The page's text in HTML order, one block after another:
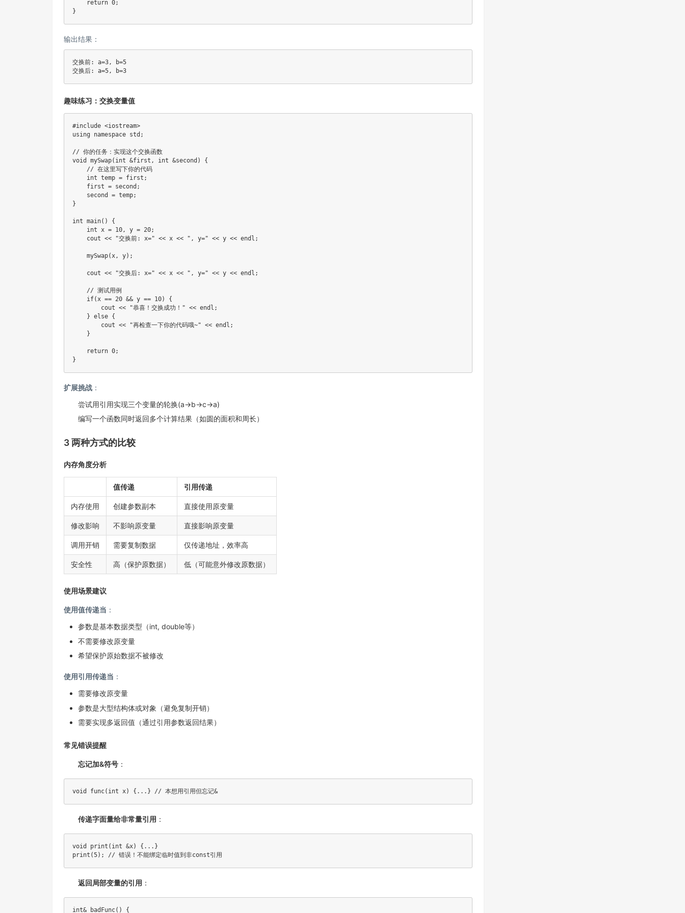
return 0;
}
输出结果：
交换前: a=3, b=5
趣味练习：交换变量值
#include <iostream>
using
namespace std ;
// 你的任务：实现这个交换函数
void
mySwap( int &first , int &second )
{
// 在这里写下你的代码
int temp = first ;
    first
= second ;
    second
= temp;
}
int main( )
{
int x = 10 , y = 20;
    cout
<< "交换前: x=" << x << ", y=" << y << endl ;
mySwap( x , y) ;
    cout
<< "交换后: x=" << x << ", y=" << y << endl ;
// 测试用例
if( x == 20 && y == 10)
{
        cout
<< "恭喜！交换成功！" << endl ;
} else {
        cout
<< "再检查一下你的代码哦~" << endl ;
}
return 0;
}
扩展挑战 ：
尝试用引用实现三个变量的轮换(a→b→c→a)
编写一个函数同时返回多个计算结果（如圆的面积和周长）
3 两种方式的比较
内存角度分析
值传递 引用传递
内存使用 创建参数副本 直接使用原变量
修改影响 不影响原变量 直接影响原变量
调用开销 需要复制数据 仅传递地址，效率高
安全性 高（保护原数据） 低（可能意外修改原数据）
使用场景建议
使用值传递当 ：
参数是基本数据类型（int, double等）
不需要修改原变量
希望保护原始数据不被修改
使用引用传递当 ：
需要修改原变量
参数是大型结构体或对象（避免复制开销）
需要实现多返回值（通过引用参数返回结果）
常见错误提醒
忘记加&符号 ：
void func( int x) { . . . } // 本想用引用但忘记&
传递字面量给非常量引用 ：
void print ( int &x) { . . . }
print (5) ; // 错误！不能绑定临时值到非const引用
返回局部变量的引用 ：
int& badFunc( ) {